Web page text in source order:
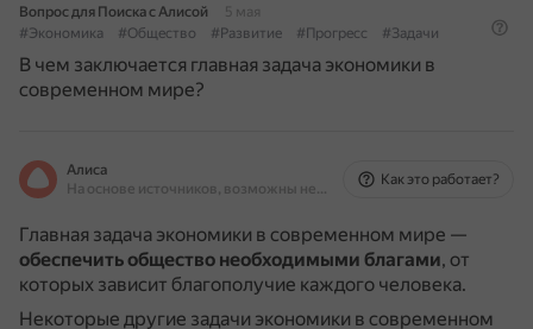
Вопрос для Поиска с Алисой
5 мая
#Экономика
#Общество #Развитие #Прогресс #Задачи
В чем заключается главная задача экономики в
современном мире?
Алиса
На основе источников, возможны неточности
Как это работает?
Главная задача экономики в современном мире —
обеспечить общество необходимыми благами, от
которых зависит благополучие каждого человека.
Некоторые другие задачи экономики в современном